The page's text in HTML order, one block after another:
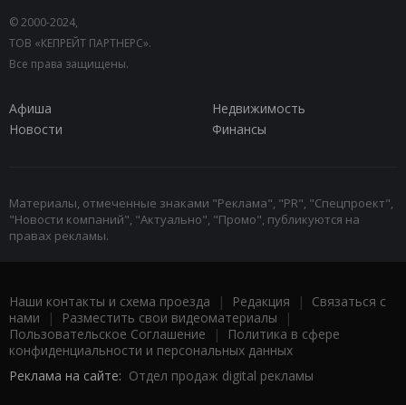
© 2000-2024,
ТОВ «КЕПРЕЙТ ПАРТНЕРС».
Все права защищены.
Афиша
Недвижимость
Новости
Финансы
Материалы, отмеченные знаками "Реклама", "PR", "Спецпроект",
"Новости компаний", "Актуально", "Промо", публикуются на
правах рекламы.
Наши контакты и схема проезда | Редакция | Связаться с
нами | Разместить свои видеоматериалы |
Пользовательское Соглашение |
Политика в сфере
конфиденциальности и персональных данных
Реклама на сайте: Отдел продаж digital рекламы